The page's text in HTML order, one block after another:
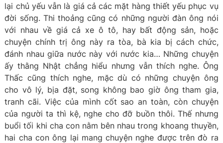
lại chủ yếu vẫn là giá cả các mặt hàng thiết yếu phục vụ
đời sống. Thi thoảng cũng có những người đàn ông nói
với nhau về giá cả xe ô tô, hay bất động sản, hoặc
chuyện chính trị ông này ra tòa, bà kia bị cách chức,
đánh nhau giữa nước này với nước kia… Những chuyện
ấy thằng Nhật chẳng hiểu nhưng vẫn thích nghe. Ông
Thấc cũng thích nghe, mặc dù có những chuyện ông
cho vô lý, bịa đặt, song không bao giờ ông tham gia,
tranh cãi. Việc của mình cốt sao an toàn, còn chuyện
của người ta thì kệ, nghe cho đỡ buồn thôi. Thế nhưng
buổi tối khi cha con nằm bên nhau trong khoang thuyền,
hai cha con ông lại mang chuyện nghe được trên đò ra